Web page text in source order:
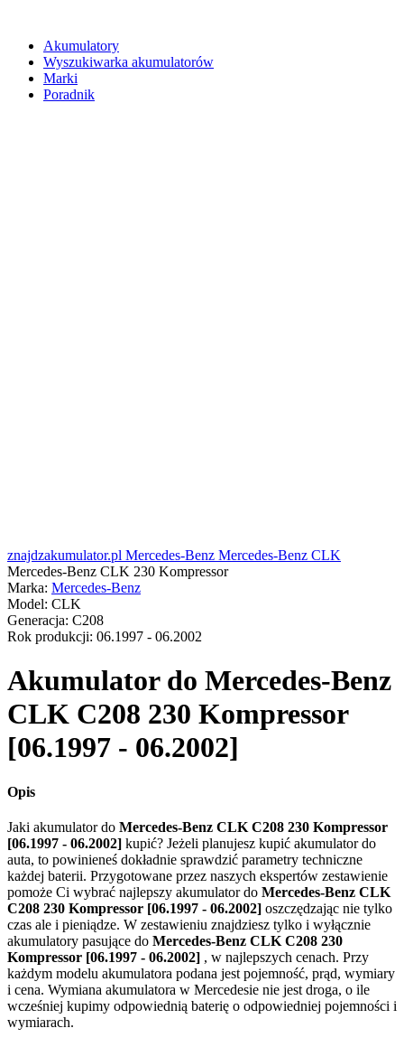
Akumulatory
Wyszukiwarka akumulatorów
Marki
Poradnik
znajdzakumulator.pl Mercedes-Benz Mercedes-Benz CLK
Mercedes-Benz CLK 230 Kompressor
Marka: Mercedes-Benz
Model: CLK
Generacja: C208
Rok produkcji: 06.1997 - 06.2002
Akumulator do Mercedes-Benz
CLK C208 230 Kompressor
[06.1997 - 06.2002]
Opis
Jaki akumulator do Mercedes-Benz CLK C208 230 Kompressor
[06.1997 - 06.2002] kupić? Jeżeli planujesz kupić akumulator do
auta, to powinieneś dokładnie sprawdzić parametry techniczne
każdej baterii. Przygotowane przez naszych ekspertów zestawienie
pomoże Ci wybrać najlepszy akumulator do Mercedes-Benz CLK
C208 230 Kompressor [06.1997 - 06.2002] oszczędzając nie tylko
czas ale i pieniądze. W zestawieniu znajdziesz tylko i wyłącznie
akumulatory pasujące do Mercedes-Benz CLK C208 230
Kompressor [06.1997 - 06.2002] , w najlepszych cenach. Przy
każdym modelu akumulatora podana jest pojemność, prąd, wymiary
i cena. Wymiana akumulatora w Mercedesie nie jest droga, o ile
wcześniej kupimy odpowiednią baterię o odpowiedniej pojemności i
wymiarach.